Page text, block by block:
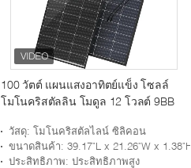
100 วัตต์ แผนแสงอาทิตย์แข็ง โซลล์
โมโนคริสตัลลิน โมดูล 12 โวลต์ 9BB
วัสดุ: โมโนคริสตัลไลน์ ซิลิคอน
ขนาดสินค้า: 39.17"L x 21.26"W x 1.38"H
ประสิทธิภาพ: ประสิทธิภาพสูง